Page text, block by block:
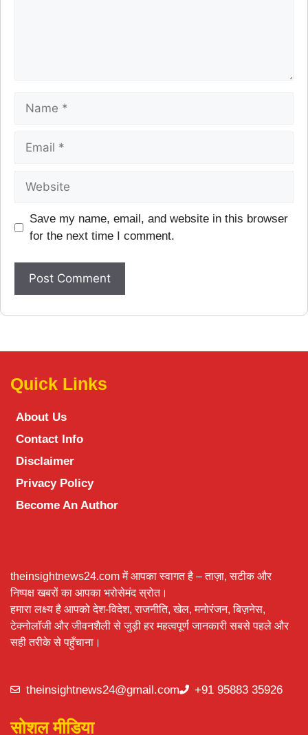
Save my name, email, and website in this browser
for the next time I comment.
Quick Links
About Us
Contact Info
Disclaimer
Privacy Policy
Become An Author
theinsightnews24.com में आपका स्वागत है – ताज़ा, सटीक और
निष्पक्ष खबरों का आपका भरोसेमंद स्रोत।
हमारा लक्ष्य है आपको देश-विदेश, राजनीति, खेल, मनोरंजन, बिज़नेस,
टेक्नोलॉजी और जीवनशैली से जुड़ी हर महत्वपूर्ण जानकारी सबसे पहले और
सही तरीके से पहुँचाना।
theinsightnews24@gmail.com +91 95883 35926
सोशल मीडिया